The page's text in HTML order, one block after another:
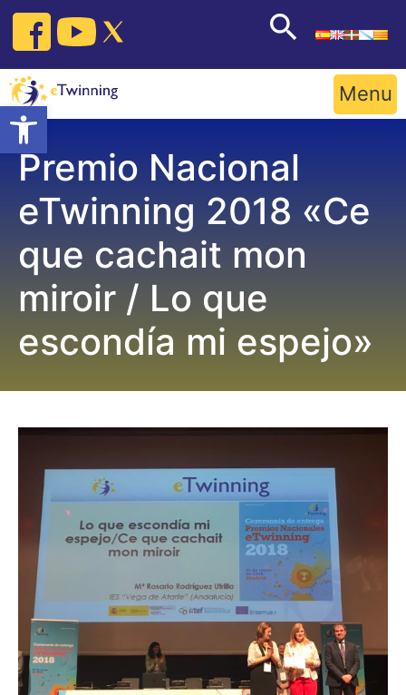
Open toolbar
Skip
content
Menu
Premio Nacional
eTwinning 2018 «Ce
que cachait mon
miroir / Lo que
escondía mi espejo»